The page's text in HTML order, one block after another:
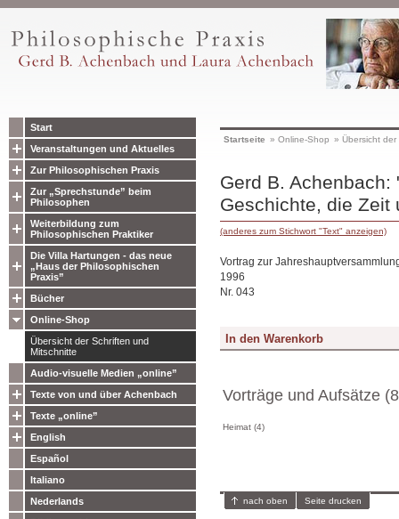
Start
Veranstaltungen und Aktuelles
Zur Philosophischen Praxis
Zur „Sprechstunde” beim
Philosophen
Weiterbildung zum
Philosophischen Praktiker
Die Villa Hartungen - das neue
„Haus der Philosophischen
Praxis”
Bücher
Online-Shop
Übersicht der Schriften und
Mitschnitte
Audio-visuelle Medien „online”
Texte von und über Achenbach
Texte „online”
English
Español
Italiano
Nederlands
Startseite » Online-Shop » Übersicht
Gerd B. Achenbach:
Geschichte, die Zeit
(anderes zum Stichwort "Text" anzeigen)
Vortrag zur
1996
Nr. 043
Vorträge und Aufsätze
Heimat (4)
nach oben Seite drucken